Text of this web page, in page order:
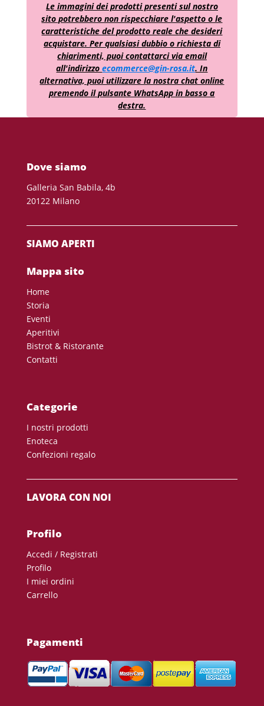
Le immagini dei prodotti presenti sul nostro
sito potrebbero non rispecchiare l'aspetto o le
caratteristiche del prodotto reale che desideri
acquistare. Per qualsiasi dubbio o richiesta di
chiarimenti, puoi contattarci via email
all'indirizzoecommerce@gin-rosa.it. In
alternativa, puoi utilizzare la nostra chat online
premendo il pulsante WhatsApp in basso a
destra.
Dove siamo
Galleria San Babila, 4b
20122 Milano
SIAMO APERTI
Mappa sito
Home
Storia
Eventi
Aperitivi
Bistrot & Ristorante
Contatti
Categorie
I nostri prodotti
Enoteca
Confezioni regalo
LAVORA CON NOI
Profilo
Accedi / Registrati
Profilo
I miei ordini
Carrello
Pagamenti